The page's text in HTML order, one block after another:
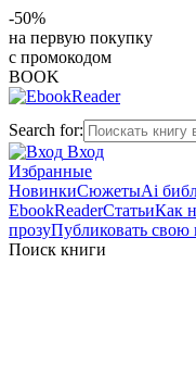
-50%
на первую покупку
с промокодом
BOOK
Search for:
Вход
Избранные
НовинкиСюжетыAi
EbookReaderСтатьиКак
прозуПубликовать свою
Поиск книги